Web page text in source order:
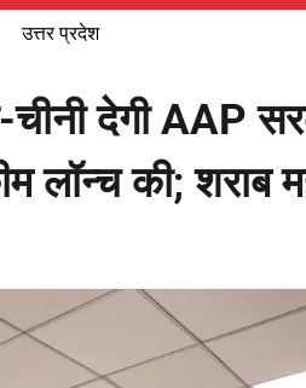
उत्तर प्रदेश
देगी AAP
लॉन्च की; शराब